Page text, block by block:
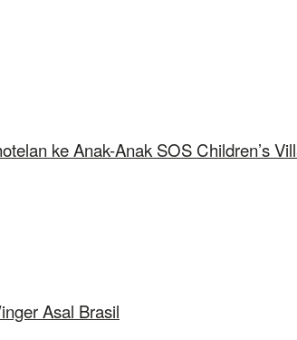
ke Anak-Anak SOS Children’s
Asal Brasil